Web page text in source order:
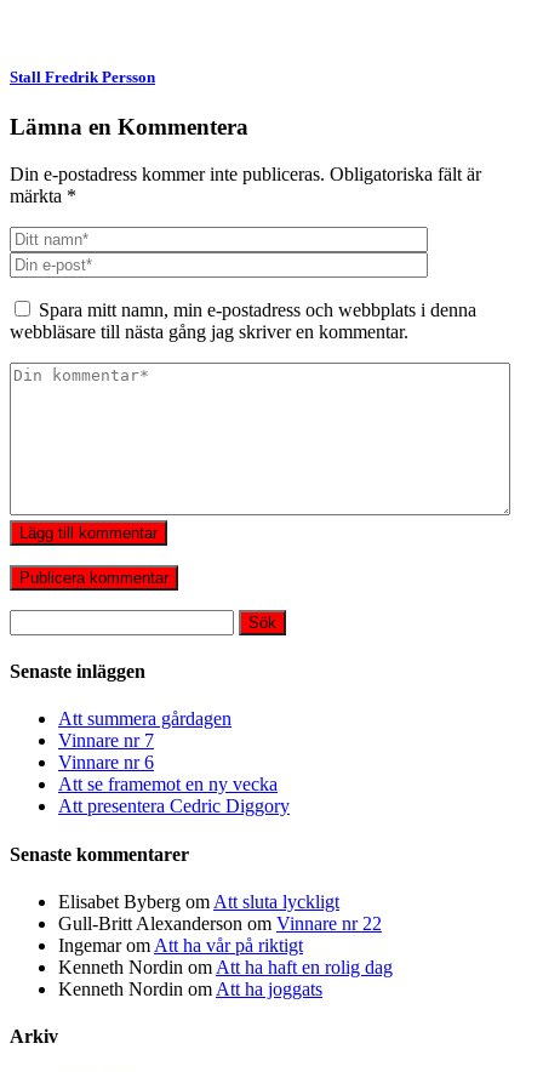
Stall Fredrik Persson
Lämna en Kommentera
Din e-postadress kommer inte publiceras. Obligatoriska fält är
märkta *
Spara mitt namn, min e-postadress och webbplats i denna
webbläsare till nästa gång jag skriver en kommentar.
Lägg till kommentar
efter:
Senaste inläggen
Att summera gårdagen
Vinnare nr 7
Vinnare nr 6
Att se framemot en ny vecka
Att presentera Cedric Diggory
Senaste kommentarer
Elisabet Byberg om Att sluta lyckligt
Gull-Britt Alexanderson om Vinnare nr 22
Ingemarom Att ha vår på riktigt
Kenneth Nordin om Att ha haft en rolig dag
Kenneth Nordin om Att ha joggats
Arkiv